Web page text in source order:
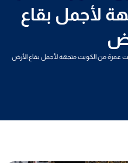
لأجمل بقاع
عمرة من الكويت متجهة لأجمل بقاع الأرض